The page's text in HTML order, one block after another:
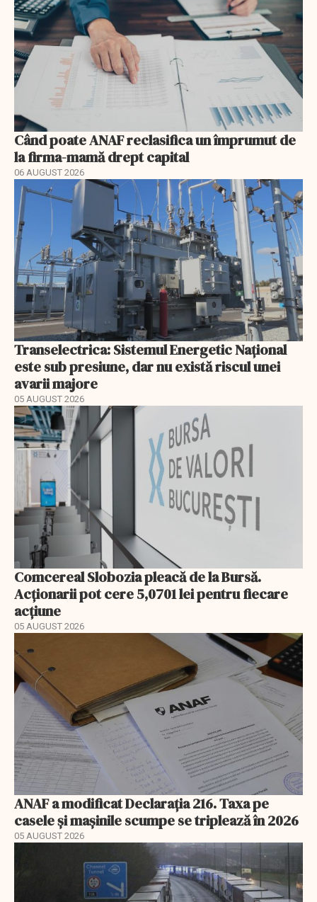
Când poate ANAF reclasifica un împrumut de
la firma-mamă drept capital
06 AUGUST 2026
Transelectrica: Sistemul Energetic Național
este sub presiune, dar nu există riscul unei
avarii majore
05 AUGUST 2026
Comcereal Slobozia pleacă de la Bursă.
Acționarii pot cere 5,0701 lei pentru fiecare
acțiune
05 AUGUST 2026
ANAF a modificat Declarația 216. Taxa pe
casele și mașinile scumpe se triplează în 2026
05 AUGUST 2026